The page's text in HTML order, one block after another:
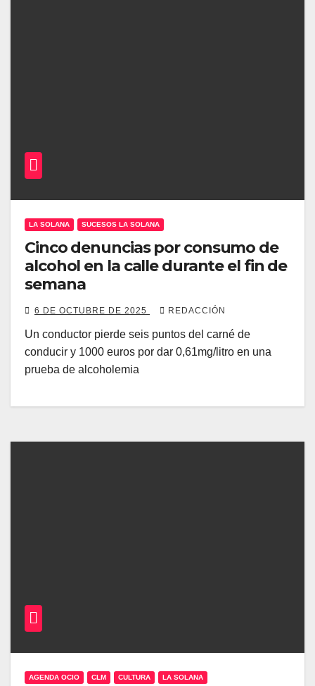
LA SOLANA SUCESOS LA SOLANA
Cinco denuncias por consumo de
alcohol en la calle durante el fin de
semana
6 DE OCTUBRE DE 2025 REDACCIÓN
Un conductor pierde seis puntos del carné de
conducir y 1000 euros por dar 0,61mg/litro en una
prueba de alcoholemia
AGENDA OCIO CLM CULTURA LA SOLANA